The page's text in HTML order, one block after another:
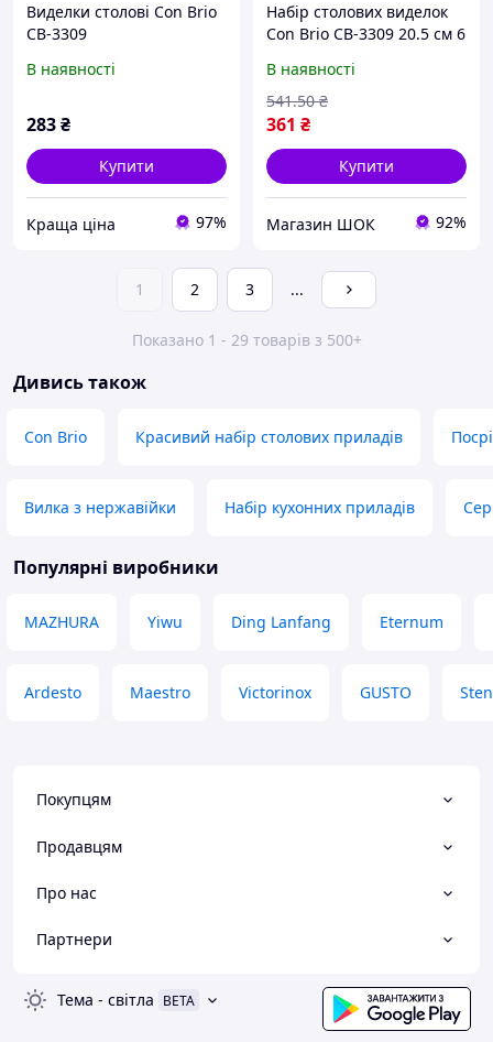
Виделки столові Con Brio
CB-3309
В наявності
283₴
Купити
Краща ціна 97%
Набір столових виделок
Сon Brio СB-3309 20.5 см 6
В наявності
361 ₴
541.50 ₴
Купити
Магазин ШОК 92%
1 2 3 ...
Показано 1 - 29 товарів з 500+
Дивись також
Con Brio Красивий набір столових приладів
Вилка з нержавійки Набір кухонних приладів
Популярні виробники
MAZHURA Yiwu Ding Lanfang Eternum
Ardesto Maestro Victorinox GUSTO
Покупцям
Продавцям
Про нас
Партнери
Тема - світла BETA